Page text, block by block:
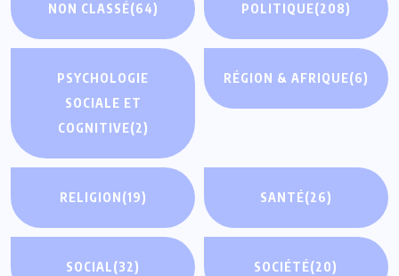
NON CLASSÉ(64) POLITIQUE(208)
PSYCHOLOGIE
SOCIALE ET
COGNITIVE(2)
RÉGION & AFRIQUE(6)
RELIGION(19) SANTÉ(26)
SOCIAL(32) SOCIÉTÉ(20)